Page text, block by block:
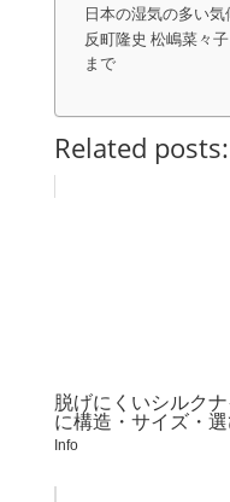
日本の湿気の多い
反町隆史 松嶋菜々
まで
Related posts:
脱げにくいシルク
に構造・サイズ・
Info